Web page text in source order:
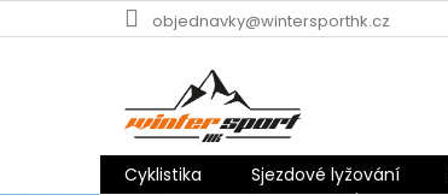
na
objednavky@wintersporthk.cz
Cyklistika Sjezdové lyžování